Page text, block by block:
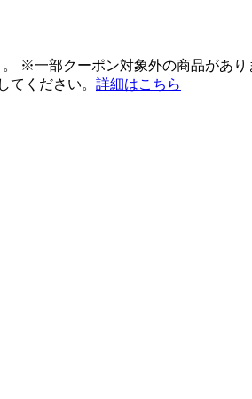
※一部クーポン対象外の商品があ
てください。 詳細はこちら